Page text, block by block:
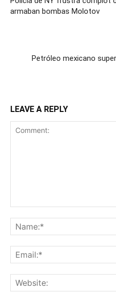
armaban bombas Molotov
Petróleo mexicano
LEAVE A REPLY